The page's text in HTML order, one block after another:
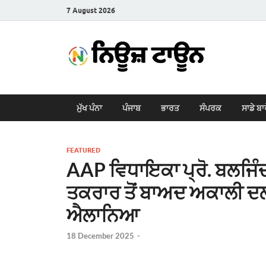
7 August 2026
ਮੁੱਖ ਪੰਨਾ ਪੰਜਾਬ ਭਾਰਤ ਸੰਪਰਕ ਸਾਡੇ
FEATURED
AAP ਵਿਧਾਇਕਾ ਪ੍ਰੋ.
ਤਕਰਾਰ ਤੋਂ ਬਾਅਦ ਅਕਾਲੀ
ਐਲਾਨਿਆ
18 December 2025 -